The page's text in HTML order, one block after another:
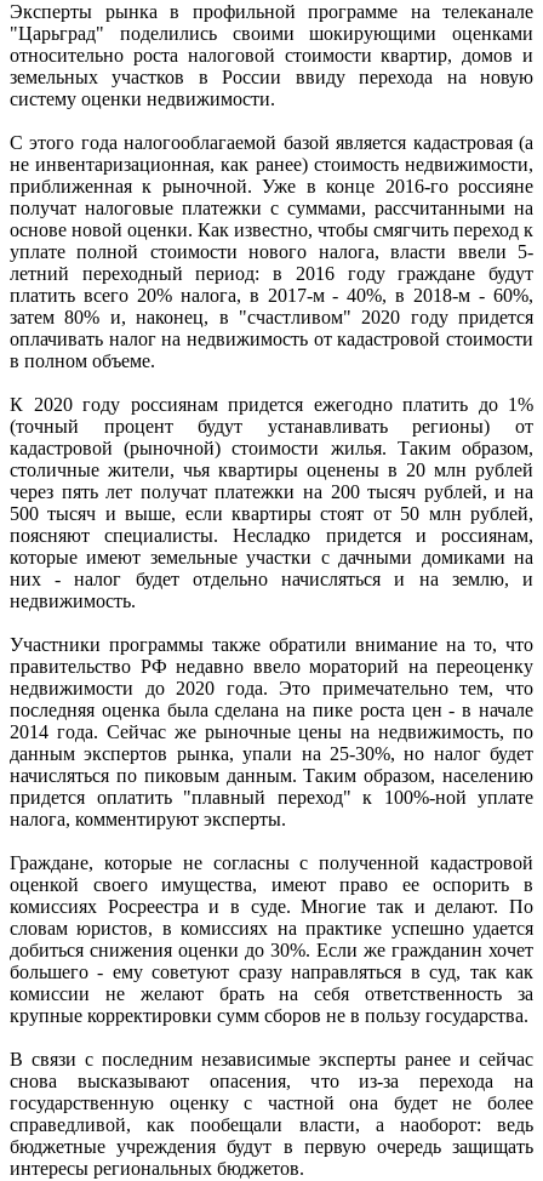
Эксперты рынка в профильной программе на телеканале
"Царьград" поделились своими шокирующими оценками
относительно роста налоговой стоимости квартир, домов и
земельных участков в России ввиду перехода на новую
систему оценки недвижимости.
С этого года налогооблагаемой базой является кадастровая (а
не инвентаризационная, как ранее) стоимость недвижимости,
приближенная к рыночной. Уже в конце 2016-го россияне
получат налоговые платежки с суммами, рассчитанными на
основе новой оценки. Как известно, чтобы смягчить переход к
уплате полной стоимости нового налога, власти ввели 5-
летний переходный период: в 2016 году граждане будут
платить всего 20% налога, в 2017-м - 40%, в 2018-м - 60%,
затем 80% и, наконец, в "счастливом" 2020 году придется
оплачивать налог на недвижимость от кадастровой стоимости
в полном объеме.
К 2020 году россиянам придется ежегодно платить до 1%
(точный процент будут устанавливать регионы) от
кадастровой (рыночной) стоимости жилья. Таким образом,
столичные жители, чья квартиры оценены в 20 млн рублей
через пять лет получат платежки на 200 тысяч рублей, и на
500 тысяч и выше, если квартиры стоят от 50 млн рублей,
поясняют специалисты. Несладко придется и россиянам,
которые имеют земельные участки с дачными домиками на
них - налог будет отдельно начисляться и на землю, и
недвижимость.
Участники программы также обратили внимание на то, что
правительство РФ недавно ввело мораторий на переоценку
недвижимости до 2020 года. Это примечательно тем, что
последняя оценка была сделана на пике роста цен - в начале
2014 года. Сейчас же рыночные цены на недвижимость, по
данным экспертов рынка, упали на 25-30%, но налог будет
начисляться по пиковым данным. Таким образом, населению
придется оплатить "плавный переход" к 100%-ной уплате
налога, комментируют эксперты.
Граждане, которые не согласны с полученной кадастровой
оценкой своего имущества, имеют право ее оспорить в
комиссиях Росреестра и в суде. Многие так и делают. По
словам юристов, в комиссиях на практике успешно удается
добиться снижения оценки до 30%. Если же гражданин хочет
большего - ему советуют сразу направляться в суд, так как
комиссии не желают брать на себя ответственность за
крупные корректировки сумм сборов не в пользу государства.
В связи с последним независимые эксперты ранее и сейчас
снова высказывают опасения, что из-за перехода на
государственную оценку с частной она будет не более
справедливой, как пообещали власти, а наоборот: ведь
бюджетные учреждения будут в первую очередь защищать
интересы региональных бюджетов.